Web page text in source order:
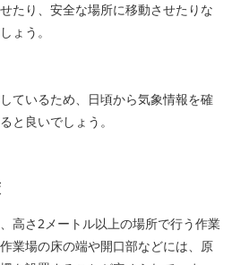
たり、安全な場所に移動させたりな
ょう。
ているため、日頃から気象情報を確
と良いでしょう。
高さ2メートル以上の場所で行う作業
業場の床の端や開口部などには、原